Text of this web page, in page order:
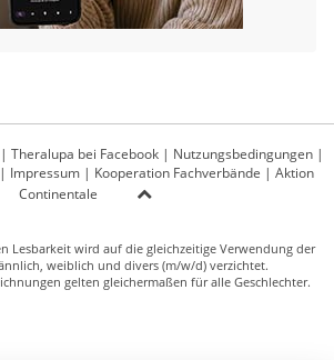
| Theralupa bei Facebook | Nutzungsbedingungen |
Impressum| Kooperation Fachverbände | Aktion
Continentale
Lesbarkeit wird auf die gleichzeitige Verwendung der
weiblich und divers (m/w/d) verzichtet.
gelten gleichermaßen für alle Geschlechter.